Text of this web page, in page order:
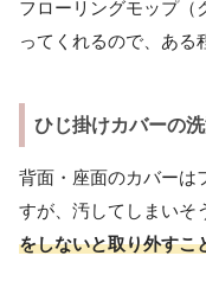
フローリングモップ（
ってくれるので、ある
ひじ掛けカバーの
背面・座面のカバーは
すが、汚してしまいそ
をしないと取り外すこ